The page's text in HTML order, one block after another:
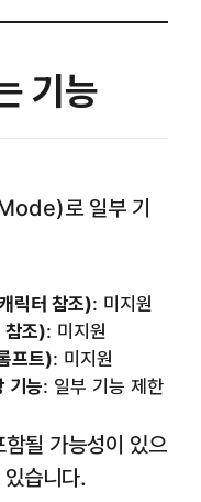
기능
로 일부 기
터 참조): 미지원
조): 미지원
프트): 미지원
기능: 일부 기능 제한
될 가능성이 있으
습니다.